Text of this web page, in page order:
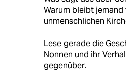
Warum bleibt
unmenschlichen
Lese gerade die
Nonnen und ihr
gegenüber.